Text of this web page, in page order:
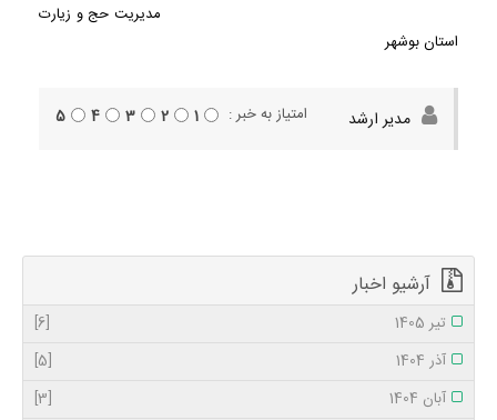
مدیریت حج و زیارت
استان بوشهر
مدیر ارشد امتیاز به خبر : 1
2
3
4
5
آرشیو اخبار
تیر 1405
[6]
آذر 1404
[5]
آبان 1404
[3]